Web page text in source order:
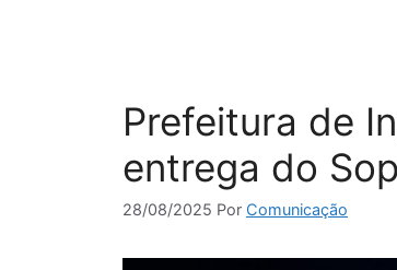
Prefeitura de
entrega do
28/08/2025 Por Comunicação